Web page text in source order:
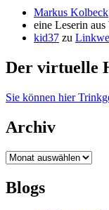
Markus Kolbeck
eine Leserin
kid37 zu
Der virtuelle
Sie können hier
Archiv
Archiv
Blogs